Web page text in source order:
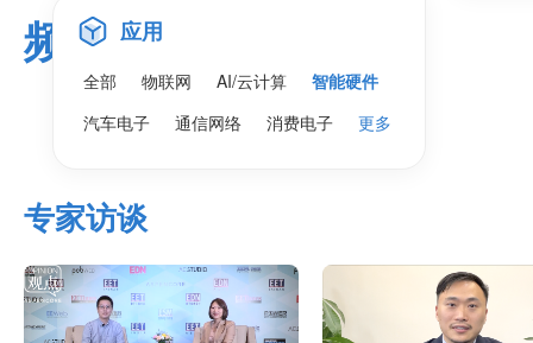
频
应用
全部 物联网 AI/云计算
智能硬件
汽车电子
通信网络 消费电子 更多
专家访谈